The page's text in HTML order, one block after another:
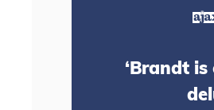
‘Brandt